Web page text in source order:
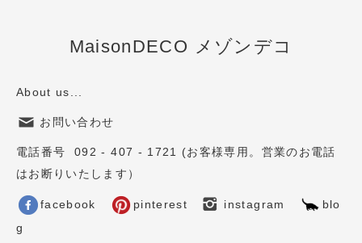
MaisonDECO メゾンデコ
About us...
お問い合わせ
電話番号 092 - 407 - 1721 (お客様専用。営業のお電話
はお断りいたします）
facebook pinterest instagram
blo
g